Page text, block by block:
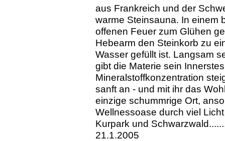
aus Frankreich und der
warme Steinsauna. In einem
offenen Feuer zum Glühen
Hebearm den Steinkorb zu
Wasser gefüllt ist. Langsam
gibt die Materie sein
Mineralstoffkonzentration
sanft an - und mit ihr das
einzige schummrige Ort,
Wellnessoase durch viel
Kurpark und
21.1.2005